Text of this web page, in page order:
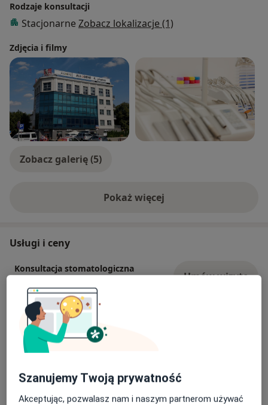
Rodzaje konsultacji
Stacjonarne Zobacz lokalizacje (1)
Zdjęcia i filmy
Zobacz galerię (5)
Pokaż więcejo doświadczeniu
Usługi i ceny
Konsultacja stomatologiczna
Umów wizytę
Badania profilaktyczne
Od 150 zł Szczegóły
Badania stomatologiczne
Od 150 zł Szczegóły
Szanujemy Twoją prywatność
Akceptując, pozwalasz nam i naszym partnerom używać